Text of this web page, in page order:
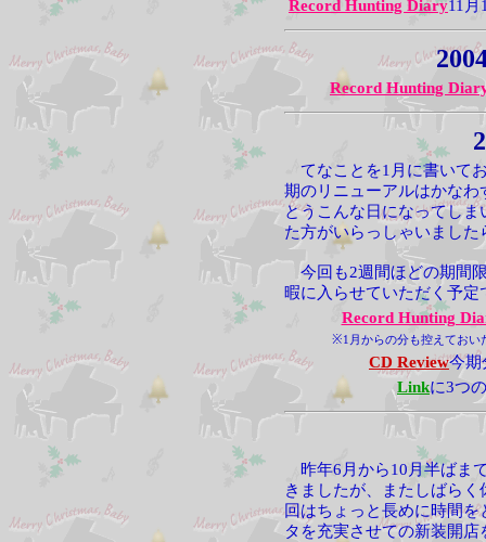
Record Hunting Diary11月
Record Hunting
てなことを1月に書いて
期のリニューアルはかな
とうこんな日になってし
た方がいらっしゃいまし
今回も2週間ほどの期間
暇に入らせていただく予
Record Hunting
※1月からの分も控えておい
CD Review今期
Linkに3つ
昨年6月から10月半ばま
きましたが、またしばら
回はちょっと長めに時間
タを充実させての新装開